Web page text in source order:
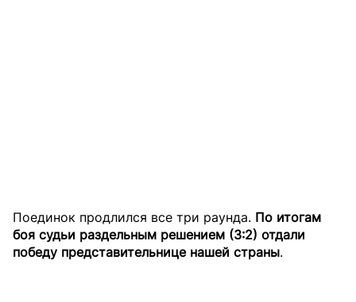
Поединок продлился все три раунда. По итогам
боя судьи раздельным решением (3:2) отдали
победу представительнице нашей страны.